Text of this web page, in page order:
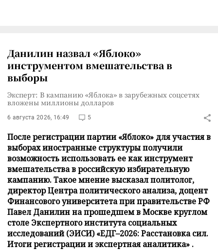
Данилин назвал «Яблоко»
инструментом вмешательства в
выборы
Эксперт: В кампанию «Яблока» в зарубежных соцсетях
вложены миллионы долларов
6 августа 2026, 16:49 5
После регистрации партии «Яблоко» для участия в
выборах иностранные структуры получили
возможность использовать ее как инструмент
вмешательства в российскую избирательную
кампанию. Такое мнение высказал политолог,
директор Центра политического анализа, доцент
Финансового университета при правительстве РФ
Павел Данилин на прошедшем в Москве круглом
столе Экспертного института социальных
исследований (ЭИСИ) «ЕДГ–2026: Расстановка сил.
Итоги регистрации и экспертная аналитика» .